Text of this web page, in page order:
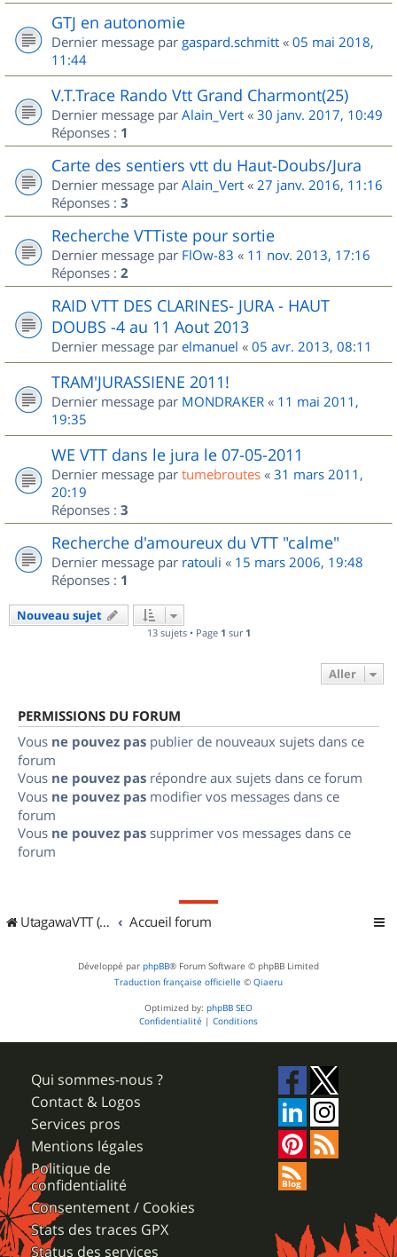
GTJ en autonomie
Dernier message par gaspard.schmitt « 05 mai 2018,
11:44
V.T.Trace Rando Vtt Grand Charmont(25)
Dernier message par Alain_Vert « 30 janv. 2017, 10:49
Réponses : 1
Carte des sentiers vtt du Haut-Doubs/Jura
Dernier message par Alain_Vert « 27 janv. 2016, 11:16
Réponses : 3
Recherche VTTiste pour sortie
Dernier message par FlOw-83 « 11 nov. 2013, 17:16
Réponses : 2
RAID VTT DES CLARINES- JURA - HAUT
DOUBS -4 au 11 Aout 2013
Dernier message par elmanuel « 05 avr. 2013, 08:11
TRAM'JURASSIENE 2011!
Dernier message par MONDRAKER « 11 mai 2011,
19:35
WE VTT dans le jura le 07-05-2011
Dernier message par tumebroutes « 31 mars 2011,
20:19
Réponses : 3
Recherche d'amoureux du VTT "calme"
Dernier message par ratouli « 15 mars 2006, 19:48
Réponses : 1
Nouveau sujet
13 sujets • Page 1 sur 1
Aller
PERMISSIONS DU FORUM
Vous ne pouvez pas publier de nouveaux sujets dans ce
forum
Vous ne pouvez pas répondre aux sujets dans ce forum
Vous ne pouvez pas modifier vos messages dans ce
forum
Vous ne pouvez pas supprimer vos messages dans ce
forum
UtagawaVTT (Randos VTT et VTTAE avec traces GPS) Accueil forum
Développé par phpBB® Forum Software © phpBB Limited
Traduction française officielle © Qiaeru
Optimized by: phpBB SEO
Confidentialité | Conditions
Qui sommes-nous ?
Contact & Logos
Services pros
Mentions légales
Politique de
confidentialité
Consentement / Cookies
Stats des traces GPX
Status des services